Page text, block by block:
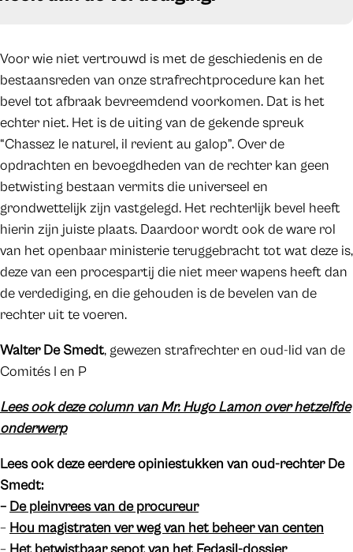
Voor wie niet vertrouwd is met de geschiedenis en de
bestaansreden van onze strafrechtprocedure kan het
bevel tot afbraak bevreemdend voorkomen. Dat is het
echter niet. Het is de uiting van de gekende spreuk
“Chassez le naturel, il revient au galop”. Over de
opdrachten en bevoegdheden van de rechter kan geen
betwisting bestaan vermits die universeel en
grondwettelijk zijn vastgelegd. Het rechterlijk bevel heeft
hierin zijn juiste plaats. Daardoor wordt ook de ware rol
van het openbaar ministerie teruggebracht tot wat deze is,
deze van een procespartij die niet meer wapens heeft dan
de verdediging, en die gehouden is de bevelen van de
rechter uit te voeren.
Walter De Smedt, gewezen strafrechter en oud-lid van de
Comités I en P
Lees ook deze column van Mr. Hugo Lamon over hetzelfde
onderwerp
Lees ook deze eerdere opiniestukken van oud-rechter De
Smedt:
– De pleinvrees van de procureur
– Hou magistraten ver weg van het beheer van centen